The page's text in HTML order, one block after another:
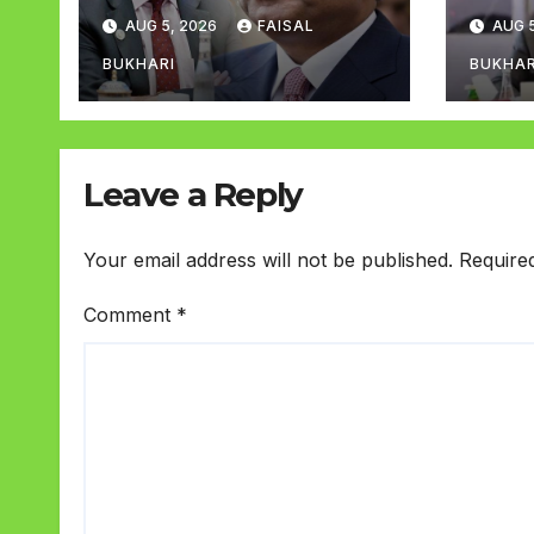
اضافہ کیا صدر وزیراعظم
AUG 5, 2026 FAISAL
BUKHARI
کرنا
ڈارAUG
Leave a Reply
Your email address will not be published.
Comment *